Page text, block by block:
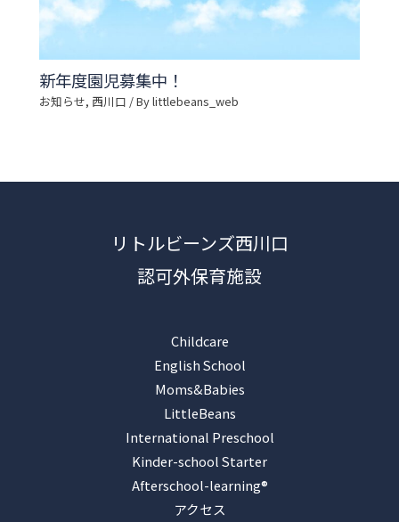
新年度園児募集中！
お知らせ, 西川口 / Bylittlebeans_web
リトルビーンズ西川口
認可外保育施設
Childcare
English School
Moms&Babies
LittleBeans
International Preschool
Kinder-school Starter
Afterschool-learning®︎
アクセス